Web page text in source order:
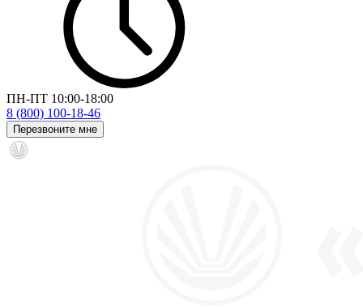
ПН-ПТ 10:00-18:00
8 (800) 100-18-46
Перезвоните мне